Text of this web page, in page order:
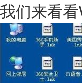
我们来看